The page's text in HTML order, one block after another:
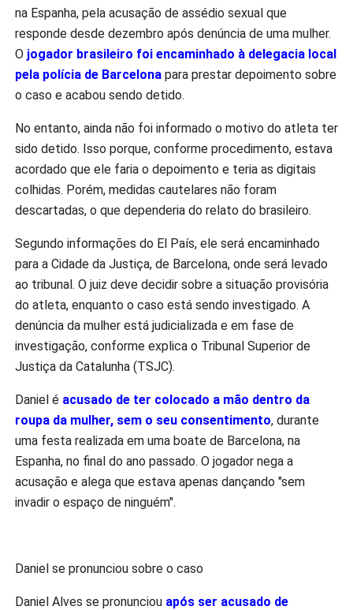
na Espanha, pela acusação de assédio sexual que
responde desde dezembro após denúncia de uma mulher.
O jogador brasileiro foi encaminhado à delegacia local
pela polícia de Barcelonapara prestar depoimento sobre
o caso e acabou sendo detido.
No entanto, ainda não foi informado o motivo do atleta ter
sido detido. Isso porque, conforme procedimento, estava
acordado que ele faria o depoimento e teria as digitais
colhidas. Porém, medidas cautelares não foram
descartadas, o que dependeria do relato do brasileiro.
Segundo informações do El País, ele será encaminhado
para a Cidade da Justiça, de Barcelona, onde será levado
ao tribunal. O juiz deve decidir sobre a situação provisória
do atleta, enquanto o caso está sendo investigado. A
denúncia da mulher está judicializada e em fase de
investigação, conforme explica o Tribunal Superior de
Justiça da Catalunha (TSJC).
Daniel é acusado de ter colocado a mão dentro da
roupa da mulher, sem o seu consentimento, durante
uma festa realizada em uma boate de Barcelona, na
Espanha, no final do ano passado. O jogador nega a
acusação e alega que estava apenas dançando "sem
invadir o espaço de ninguém".
Daniel se pronunciou sobre o caso
Daniel Alves se pronunciou após ser acusado de